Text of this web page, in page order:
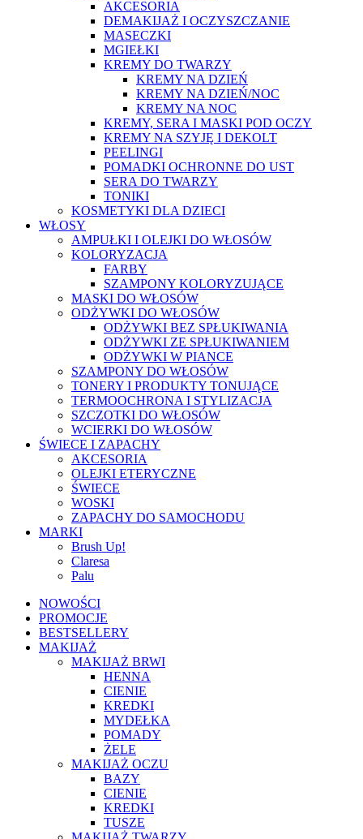
AKCESORIA
DEMAKIJAŻ I OCZYSZCZANIE
MASECZKI
MGIEŁKI
KREMY DO TWARZY
KREMY NA DZIEŃ
KREMY NA DZIEŃ/NOC
KREMY NA NOC
KREMY, SERA I MASKI POD OCZY
KREMY NA SZYJĘ I DEKOLT
PEELINGI
POMADKI OCHRONNE DO UST
SERA DO TWARZY
TONIKI
KOSMETYKI DLA DZIECI
WŁOSY
AMPUŁKI I OLEJKI DO WŁOSÓW
KOLORYZACJA
FARBY
SZAMPONY KOLORYZUJĄCE
MASKI DO WŁOSÓW
ODŻYWKI DO WŁOSÓW
ODŻYWKI BEZ SPŁUKIWANIA
ODŻYWKI ZE SPŁUKIWANIEM
ODŻYWKI W PIANCE
SZAMPONY DO WŁOSÓW
TONERY I PRODUKTY TONUJĄCE
TERMOOCHRONA I STYLIZACJA
SZCZOTKI DO WŁOSÓW
WCIERKI DO WŁOSÓW
ŚWIECE I ZAPACHY
AKCESORIA
OLEJKI ETERYCZNE
ŚWIECE
WOSKI
ZAPACHY DO SAMOCHODU
MARKI
Brush Up!
Claresa
Palu
NOWOŚCI
PROMOCJE
BESTSELLERY
MAKIJAŻ
MAKIJAŻ BRWI
HENNA
CIENIE
KREDKI
MYDEŁKA
POMADY
ŻELE
MAKIJAŻ OCZU
BAZY
CIENIE
KREDKI
TUSZE